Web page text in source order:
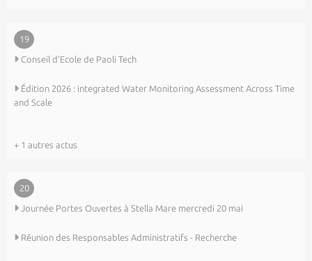
19
Conseil d’Ecole de Paoli Tech
Édition 2026 : integrated Water Monitoring Assessment Across Time
and Scale
+ 1 autres actus
20
Journée Portes Ouvertes à Stella Mare mercredi 20 mai
Réunion des Responsables Administratifs - Recherche